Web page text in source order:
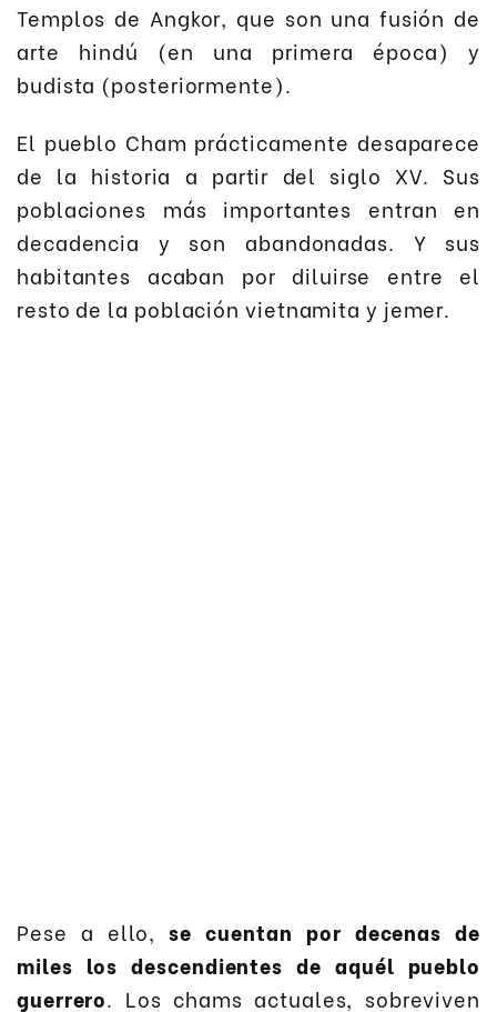
Templos de Angkor, que son una fusión de
arte hindú (en una primera época) y
budista (posteriormente).
El pueblo Cham prácticamente desaparece
de la historia a partir del siglo XV. Sus
poblaciones más importantes entran en
decadencia y son abandonadas. Y sus
habitantes acaban por diluirse entre el
resto de la población vietnamita y jemer.
Pese a ello,se cuentan por decenas de
miles los descendientes de aquél pueblo
guerrero. Los chams actuales, sobreviven